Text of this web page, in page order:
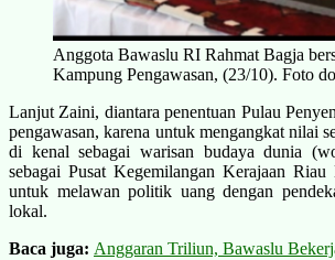
Anggota Bawaslu RI Rahmat Bagja
Kampung Pengawasan, (23/10). Foto
Lanjut Zaini, diantara penentuan Pulau
pengawasan, karena untuk mengangkat nilai
di kenal sebagai warisan budaya dunia
sebagai Pusat Kegemilangan Kerajaan
untuk melawan politik uang dengan
lokal.
Baca juga: Anggaran Triliun, Bawaslu